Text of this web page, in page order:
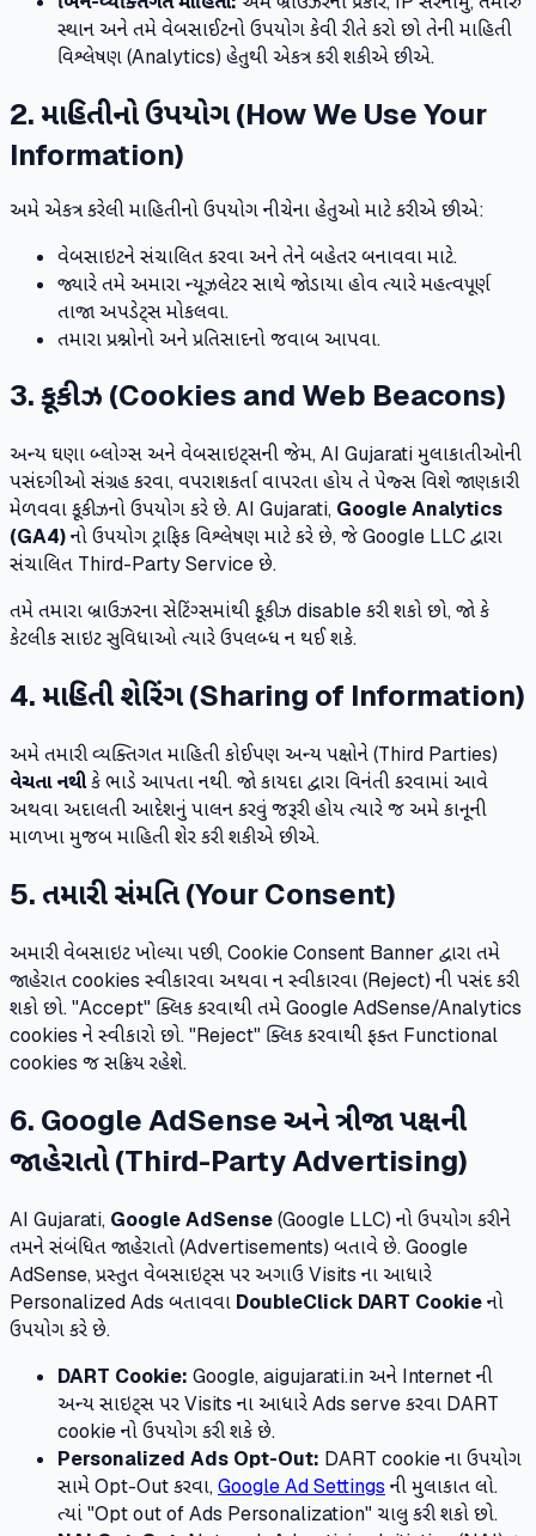
સ્થાન અને તમે વેબસાઈટનો ઉપયોગ કેવી રીતે કરો છો તેની માહિતી
વિશ્લેષણ (Analytics) હેતુથી એકત્ર કરી શકીએ છીએ.
2. માહિતીનો ઉપયોગ (How We Use Your
Information)
અમે એકત્ર કરેલી માહિતીનો ઉપયોગ નીચેના હેતુઓ માટે કરીએ છીએ:
વેબસાઇટને સંચાલિત કરવા અને તેને બહેતર બનાવવા માટે.
જ્યારે તમે અમારા ન્યૂઝલેટર સાથે જોડાયા હોવ ત્યારે મહત્વપૂર્ણ
તાજા અપડેટ્સ મોકલવા.
તમારા પ્રશ્નોનો અને પ્રતિસાદનો જવાબ આપવા.
3. કૂકીઝ (Cookies and Web Beacons)
અન્ય ઘણા બ્લોગ્સ અને વેબસાઇટ્સની જેમ, AI Gujarati મુલાકાતીઓની
પસંદગીઓ સંગ્રહ કરવા, વપરાશકર્તા વાપરતા હોય તે પેજ્સ વિશે જાણકારી
મેળવવા કૂકીઝનો ઉપયોગ કરે છે. AI Gujarati, Google Analytics
(GA4)નો ઉપયોગ ટ્રાફિક વિશ્લેષણ માટે કરે છે, જે Google LLC દ્વારા
સંચાલિત Third-Party Service છે.
તમે તમારા બ્રાઉઝરના સેટિંગ્સમાંથી કૂકીઝ disable કરી શકો છો, જો કે
કેટલીક સાઇટ સુવિધાઓ ત્યારે ઉપલબ્ધ ન થઈ શકે.
4. માહિતી શેરિંગ (Sharing of Information)
અમે તમારી વ્યક્તિગત માહિતી કોઈપણ અન્ય પક્ષોને (Third Parties)
વેચતા નથીકે ભાડે આપતા નથી. જો કાયદા દ્વારા વિનંતી કરવામાં આવે
અથવા અદાલતી આદેશનું પાલન કરવું જરૂરી હોય ત્યારે જ અમે કાનૂની
માળખા મુજબ માહિતી શેર કરી શકીએ છીએ.
5. તમારી સંમતિ (Your Consent)
અમારી વેબસાઇટ ખોલ્યા પછી, Cookie Consent Banner દ્વારા તમે
જાહેરાત cookies સ્વીકારવા અથવા ન સ્વીકારવા (Reject) ની પસંદ કરી
શકો છો. "Accept" ક્લિક કરવાથી તમે Google AdSense/Analytics
cookies ને સ્વીકારો છો. "Reject" ક્લિક કરવાથી ફક્ત Functional
cookies જ સક્રિય રહેશે.
6. Google AdSense અને ત્રીજા પક્ષની
જાહેરાતો (Third-Party Advertising)
AI Gujarati, Google AdSense(Google LLC) નો ઉપયોગ કરીને
તમને સંબંધિત જાહેરાતો (Advertisements) બતાવે છે. Google
AdSense, પ્રસ્તુત વેબસાઇટ્સ પર અગાઉ Visits ના આધારે
Personalized Ads બતાવવા DoubleClick DART Cookieનો
ઉપયોગ કરે છે.
DART Cookie: Google, aigujarati.in અને Internet ની
અન્ય સાઇટ્સ પર Visits ના આધારે Ads serve કરવા DART
cookie નો ઉપયોગ કરી શકે છે.
Personalized Ads Opt-Out: DART cookie ના ઉપયોગ
સામે Opt-Out કરવા,Google Ad Settings ની મુલાકાત લો.
ત્યાં "Opt out of Ads Personalization" ચાલુ કરી શકો છો.